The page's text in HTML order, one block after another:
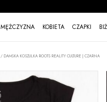
MĘŻCZYZNA KOBIETA CZAPKI
/ DAMSKA KOSZULKA ROOTS REALITY CULTURE | CZARNA